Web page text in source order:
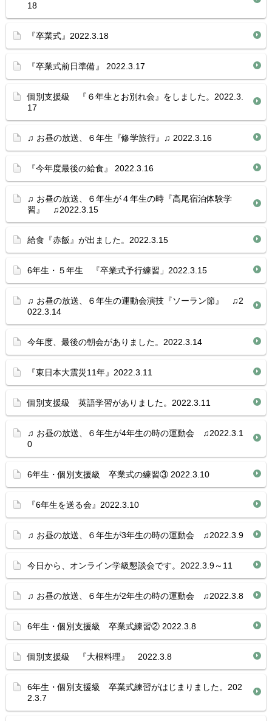
18
『卒業式』2022.3.18
『卒業式前日準備』 2022.3.17
個別支援級 『６年生とお別れ会』をしました。2022.3.
17
♫ お昼の放送、６年生『修学旅行』♫ 2022.3.16
『今年度最後の給食』 2022.3.16
♫ お昼の放送、６年生が４年生の時『高尾宿泊体験学
習』 ♫2022.3.15
給食『赤飯』が出ました。2022.3.15
6年生・５年生 『卒業式予行練習」2022.3.15
♫ お昼の放送、６年生の運動会演技『ソーラン節』 ♫2
022.3.14
今年度、最後の朝会がありました。2022.3.14
『東日本大震災11年』2022.3.11
個別支援級 英語学習がありました。2022.3.11
♫ お昼の放送、６年生が4年生の時の運動会 ♫2022.3.1
0
6年生・個別支援級 卒業式の練習③ 2022.3.10
『6年生を送る会』2022.3.10
♫ お昼の放送、６年生が3年生の時の運動会 ♫2022.3.9
今日から、オンライン学級懇談会です。2022.3.9～11
♫ お昼の放送、６年生が2年生の時の運動会 ♫2022.3.8
6年生・個別支援級 卒業式練習② 2022.3.8
個別支援級 『大根料理』 2022.3.8
6年生・個別支援級 卒業式練習がはじまりました。202
2.3.7